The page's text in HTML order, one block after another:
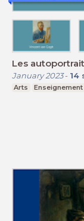
Les
January 2023- 14
Arts